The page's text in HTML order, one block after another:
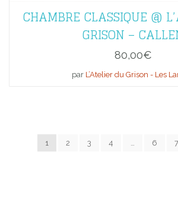
CHAMBRE CLASSIQUE @
GRISON –
80,00€
par L’Atelier du Grison - Les
1 2 3 4 6 7